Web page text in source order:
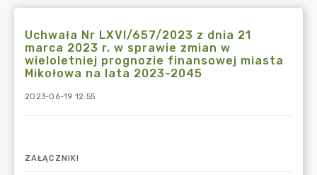
Uchwała Nr LXVI/657/2023 z dnia 21
marca 2023 r. w sprawie zmian w
wieloletniej prognozie finansowej miasta
Mikołowa na lata 2023-2045
2023-06-19 12:55
ZAŁĄCZNIKI